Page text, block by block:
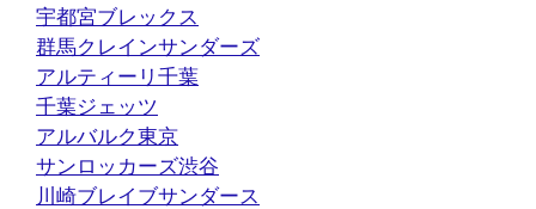
宇都宮ブレックス
群馬クレインサンダーズ
アルティーリ千葉
千葉ジェッツ
アルバルク東京
サンロッカーズ渋谷
川崎ブレイブサンダース